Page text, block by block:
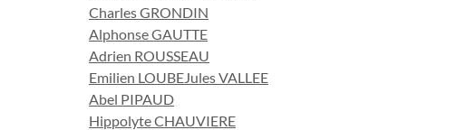
Charles GRONDIN
Alphonse GAUTTE
Adrien ROUSSEAU
Emilien LOUBEJules VALLEE
Abel PIPAUD
Hippolyte CHAUVIERE